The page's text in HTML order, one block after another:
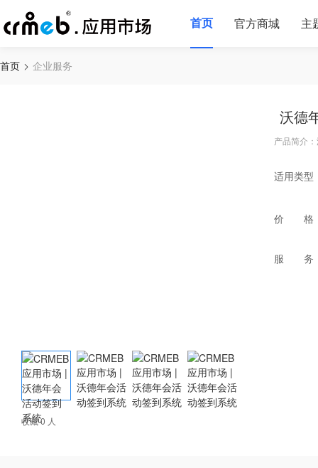
首页 官方商城 主
首页 企业服务
收藏 0 人
沃德
产品简介
适用类型
价 格
服 务